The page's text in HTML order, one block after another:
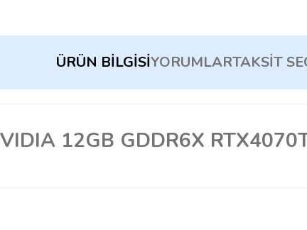
ÜRÜN BILGISIYORUMLARTAKSIT
12GB GDDR6X